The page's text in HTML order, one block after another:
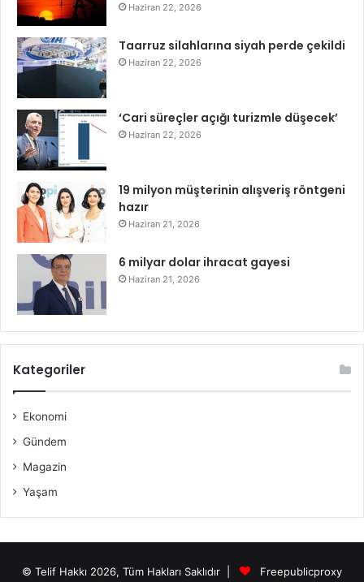
Haziran 22, 2026
Taarruz silahlarına siyah perde çekildi
Haziran 22, 2026
‘Cari süreçler açığı turizmle düşecek’
Haziran 22, 2026
19 milyon müşterinin alışveriş röntgeni
hazır
Haziran 21, 2026
6 milyar dolar ihracat gayesi
Haziran 21, 2026
Kategoriler
Ekonomi
Gündem
Magazin
Yaşam
© Telif Hakkı 2026, Tüm Hakları Saklıdır | Freepublicproxy